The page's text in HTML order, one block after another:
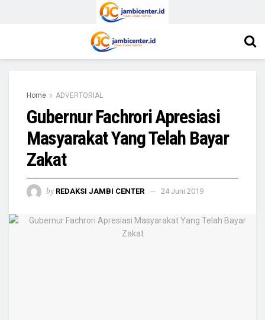
Home ADVERTORIAL
Gubernur Fachrori Apresiasi
Masyarakat Yang Telah Bayar
Zakat
by REDAKSI JAMBI CENTER 24 Juni 2019